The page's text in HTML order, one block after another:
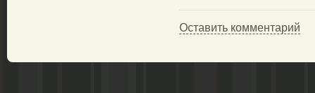
Оставить комментарий